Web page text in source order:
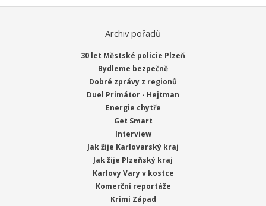
Archiv pořadů
30 let Městské policie Plzeň
Bydleme bezpečně
Dobré zprávy z regionů
Duel Primátor - Hejtman
Energie chytře
Get Smart
Interview
Jak žije Karlovarský kraj
Jak žije Plzeňský kraj
Karlovy Vary v kostce
Komerční reportáže
Krimi Západ